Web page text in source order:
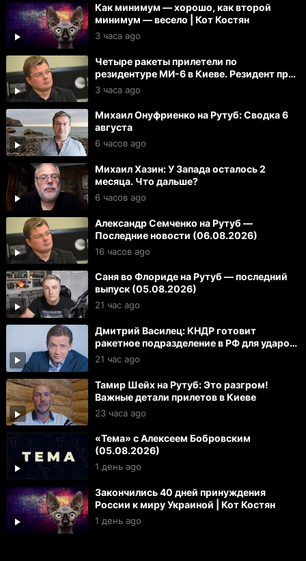
Как минимум — хорошо, как второй
минимум — весело | Кот Костян
3 часа ago
Четыре ракеты прилетели по
резидентуре МИ-6 в Киеве. Резидент при
смерти. Тяжело ранены 27 офицеров
3 часа ago
Михаил Онуфриенко на Рутуб: Сводка 6
августа
6 часов ago
Михаил Хазин: У Запада осталось 2
месяца. Что дальше?
6 часов ago
Александр Семченко на Рутуб —
Последние новости (06.08.2026)
16 часов ago
Саня во Флориде на Рутуб — последний
выпуск (05.08.2026)
21 час ago
Дмитрий Василец: КНДР готовит
ракетное подразделение в РФ для ударов
по Украине и ЕС
21 час ago
Тамир Шейх на Рутуб: Это разгром!
Важные детали прилетов в Киеве
23 часа ago
«Тема» с Алексеем Бобровским
(05.08.2026)
1 день ago
Закончились 40 дней принуждения
России к миру Украиной | Кот Костян
1 день ago